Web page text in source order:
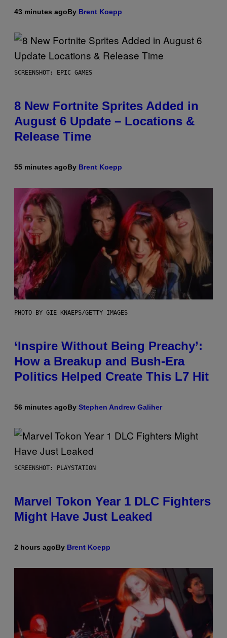
43 minutes agoBy Brent Koepp
SCREENSHOT: EPIC GAMES
8 New Fortnite Sprites Added in
August 6 Update – Locations &
Release Time
55 minutes agoBy Brent Koepp
PHOTO BY GIE KNAEPS/GETTY IMAGES
‘Inspire Without Being Preachy’:
How a Breakup and Bush-Era
Politics Helped Create This L7 Hit
56 minutes agoBy Stephen Andrew Galiher
SCREENSHOT: PLAYSTATION
Marvel Tokon Year 1 DLC Fighters
Might Have Just Leaked
2 hours agoBy Brent Koepp